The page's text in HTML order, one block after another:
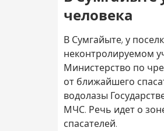
человека
В Сумгайыте, у
неконтролируемом
Министерство по
от ближайшего
водолазы
МЧС. Речь идет о
спасателей.